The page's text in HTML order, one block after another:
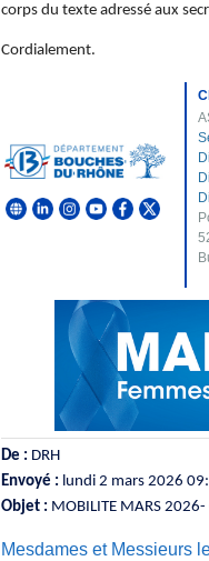
corps du texte adressé aux
Cordialement.
De : DRH
Envoyé : lundi 2 mars 2026
Objet : MOBILITE MARS 2026-
Mesdames et Messieurs